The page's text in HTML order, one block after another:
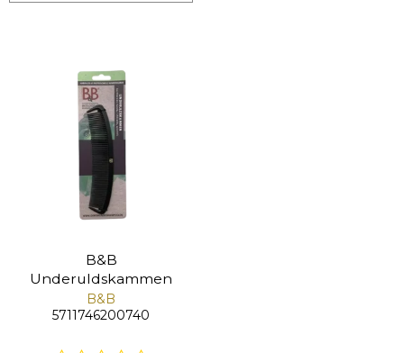
B&B
Underuldskammen
B&B
5711746200740